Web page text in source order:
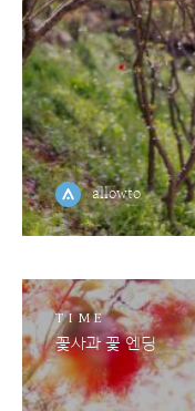
allowto
TIME
꽃사과 꽃 엔딩